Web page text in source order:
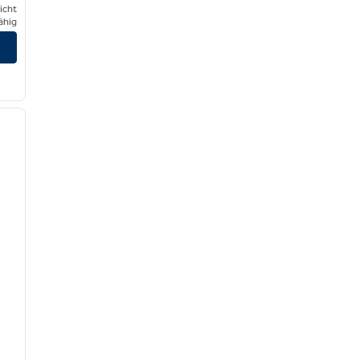
nächstes Bild